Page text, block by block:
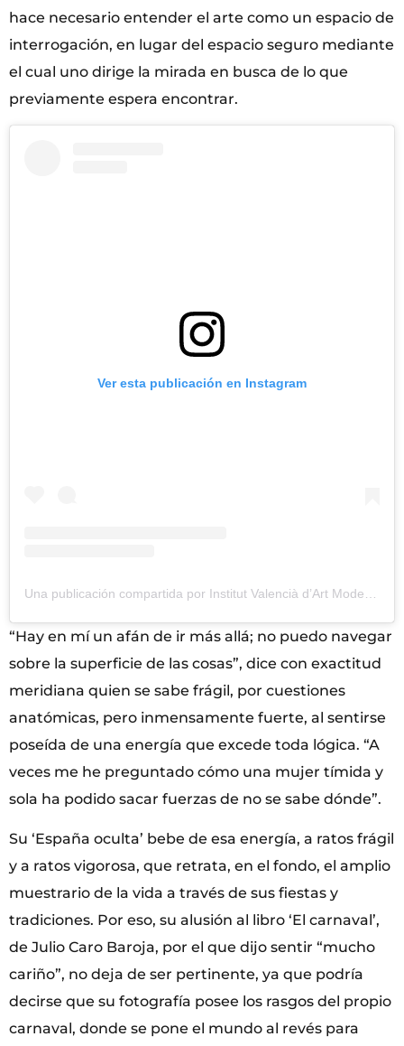
hace necesario entender el arte como un espacio de
interrogación, en lugar del espacio seguro mediante
el cual uno dirige la mirada en busca de lo que
previamente espera encontrar.
Ver esta publicación en Instagram
“Hay en mí un afán de ir más allá; no puedo navegar
sobre la superficie de las cosas”, dice con exactitud
meridiana quien se sabe frágil, por cuestiones
anatómicas, pero inmensamente fuerte, al sentirse
poseída de una energía que excede toda lógica. “A
veces me he preguntado cómo una mujer tímida y
sola ha podido sacar fuerzas de no se sabe dónde”.
Su ‘España oculta’ bebe de esa energía, a ratos frágil
y a ratos vigorosa, que retrata, en el fondo, el amplio
muestrario de la vida a través de sus fiestas y
tradiciones. Por eso, su alusión al libro ‘El carnaval’,
de Julio Caro Baroja, por el que dijo sentir “mucho
cariño”, no deja de ser pertinente, ya que podría
decirse que su fotografía posee los rasgos del propio
carnaval, donde se pone el mundo al revés para